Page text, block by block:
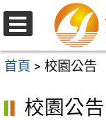
跳
至
主
內
選
單
首頁 > 校園公告
校園公告